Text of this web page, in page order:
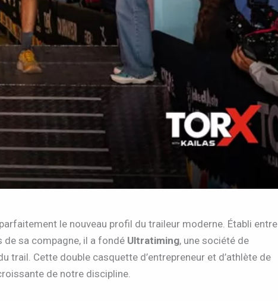
le nouveau profil du traileur moderne. Établi entre
de sa compagne, il a fondé Ultratiming, une société de
trail. Cette double casquette d’entrepreneur et d’athlète de
de notre discipline.